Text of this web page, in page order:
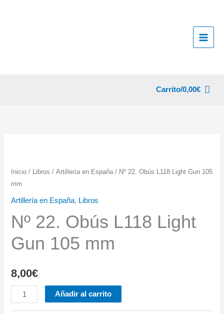
Carrito/0,00€
Inicio / Libros /Artillería en España / Nº 22. Obús L118 Light Gun 105
mm
Artillería en España, Libros
Nº 22. Obús L118 Light
Gun 105 mm
8,00€
22.
Añadir al carrito